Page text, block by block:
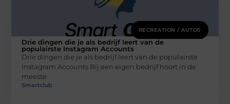
RECREATION / AUTOS
Drie dingen die je als bedrijf leert van de
populairste Instagram Accounts
Drie dingen die je als bedrijf leert van de populairste
Instagram Accounts Bij een eigen bedrijf hoort in de
meeste
Smartclub